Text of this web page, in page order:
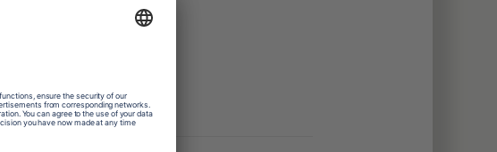
Werkräume